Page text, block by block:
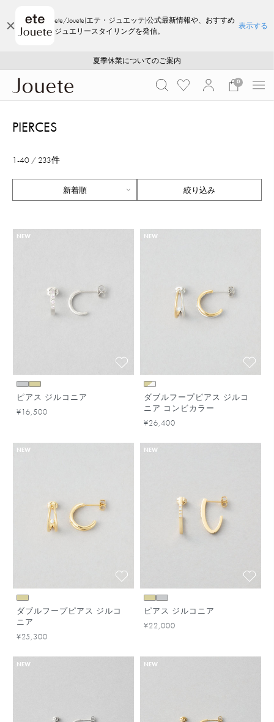
ete/Jouete(エテ・ジュエッテ)公式最新情報や、おすすめ
ジュエリースタイリングを発信。
表示する
採用のご案内
ご注文いただいたお品物のお届け状況について
夏季休業についてのご案内
WEB LIMITED ITEMS >>
採用のご案内
ご注文いただいたお品物のお届け状況について
0
PIERCES
1-40 / 233件
絞り込み
NEW
ピアス ジルコニア
¥16,500
NEW
ダブルフープピアス ジルコ
ニア コンビカラー
¥26,400
NEW
ダブルフープピアス ジルコ
ニア
¥25,300
NEW
ピアス ジルコニア
¥22,000
NEW NEW